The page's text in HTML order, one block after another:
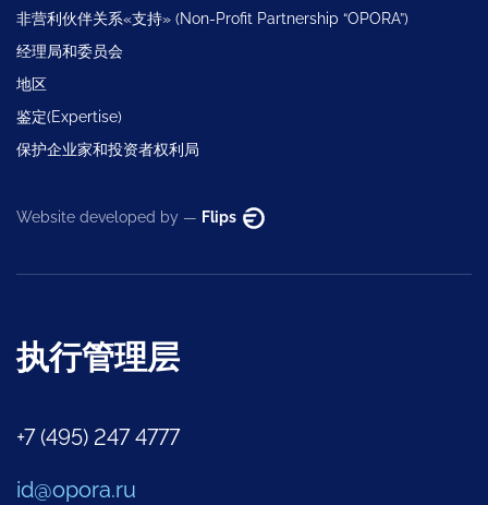
非营利伙伴关系«支持» (Non-Profit Partnership “OPORA”)
经理局和委员会
地区
鉴定(Expertise)
保护企业家和投资者权利局
Website developed by — Flips
执行管理层
+7 (495) 247 4777
id@opora.ru